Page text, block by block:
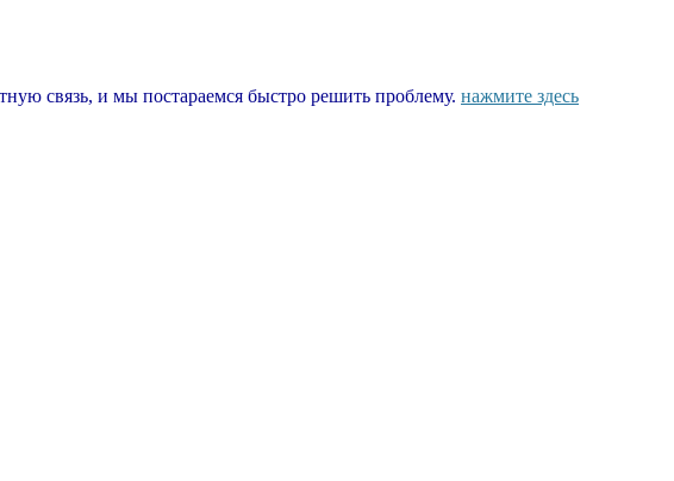
связь, и мы постараемся быстро решить проблему. нажмите здесь